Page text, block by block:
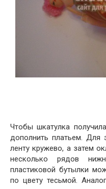
Чтобы шкатулка
дополнить платьем. Для
ленту кружево, а затем
несколько рядов
пластиковой бутылки
по цвету тесьмой.